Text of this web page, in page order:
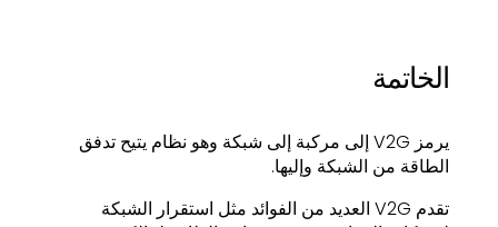
الخاتمة
يرمز V2G إلى مركبة إلى شبكة وهو نظام يتيح تدفق
الطاقة من الشبكة وإليها.
تقدم V2G العديد من الفوائد مثل استقرار الشبكة